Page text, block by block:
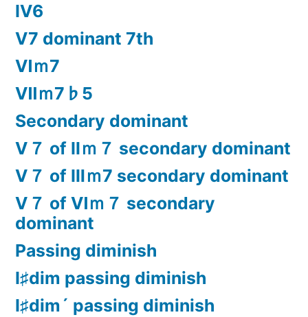
Ⅳ6
Ⅴ7 dominant 7th
Ⅵｍ7
Ⅶｍ7♭5
Secondary dominant
Ⅴ７ of Ⅱｍ７ secondary dominant
Ⅴ７ of Ⅲｍ7 secondary dominant
Ⅴ７ of Ⅵｍ７ secondary
dominant
Passing diminish
Ⅰ♯dim passing diminish
Ⅰ♯dim´ passing diminish